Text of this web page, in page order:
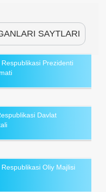
SAYTLARI
Respublikasi Prezidenti
Davlat
Respublikasi Oliy Majlisi